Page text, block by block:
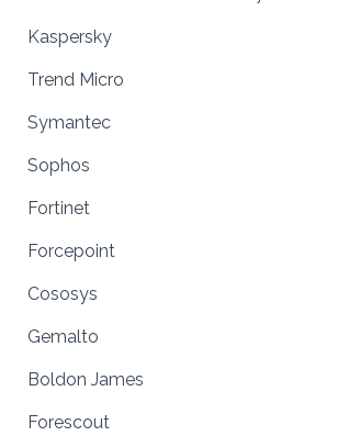
Kaspersky
Trend Micro
Symantec
Sophos
Fortinet
Forcepoint
Cososys
Gemalto
Boldon James
Forescout